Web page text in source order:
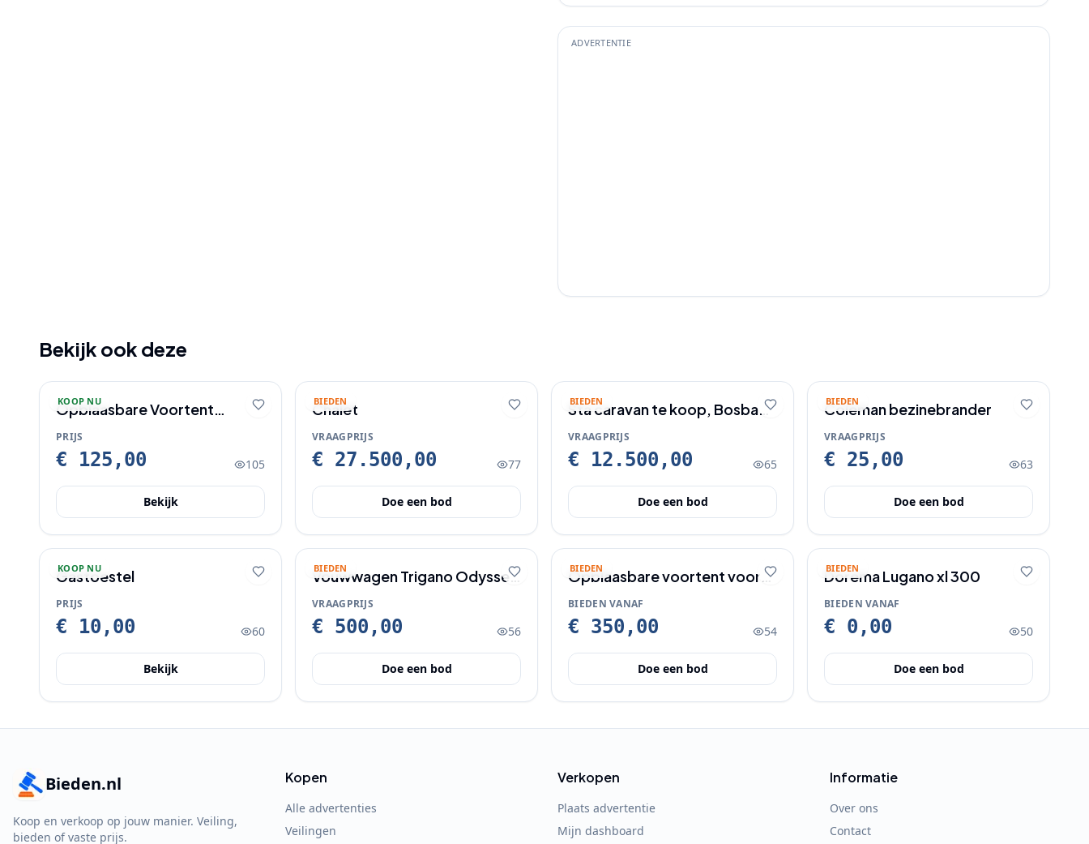
ADVERTENTIE
Bekijk ook deze
KOOP NU
Opblaasbare Voortent
caravan.
PRIJS
€ 125,00 105
Bekijk
BIEDEN
Chalet
VRAAGPRIJS
€ 27.500,00 77
Doe een bod
BIEDEN
Sta caravan te koop, Bosbad
Hoeven
VRAAGPRIJS
€ 12.500,00 65
Doe een bod
BIEDEN
Coleman bezinebrander
VRAAGPRIJS
€ 25,00 63
Doe een bod
KOOP NU
Gastoestel
PRIJS
€ 10,00 60
Bekijk
BIEDEN
Vouwwagen Trigano Odyssee
2001
VRAAGPRIJS
€ 500,00 56
Doe een bod
BIEDEN
Opblaasbare voortent voor
caravan
BIEDEN VANAF
€ 350,00 54
Doe een bod
BIEDEN
Dorema Lugano xl 300
BIEDEN VANAF
€ 0,00 50
Doe een bod
Bieden.nl
Koop en verkoop op jouw manier. Veiling,
bieden of vaste prijs.
Kopen
Alle advertenties
Veilingen
Verkopen
Plaats advertentie
Mijn dashboard
Informatie
Over ons
Contact